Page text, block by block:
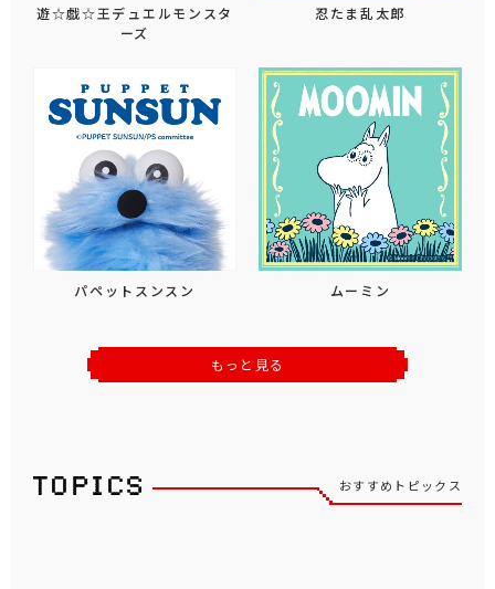
遊☆戯☆王デュエルモンスタ
ーズ
忍たま乱太郎
パペットスンスン ムーミン
もっと見る
おすすめトピックス